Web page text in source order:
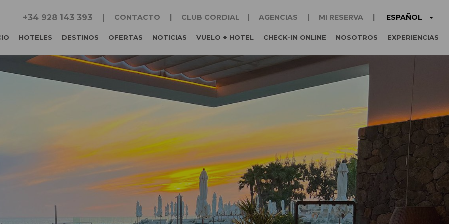
+34 928 143 393 CONTACTO CLUB CORDIAL AGENCIAS MI RESERVA ESPAÑOL
HOTELES DESTINOS OFERTAS NOTICIAS VUELO + HOTEL CHECK-IN ONLINE NOSOTROS EXPERIENCIAS